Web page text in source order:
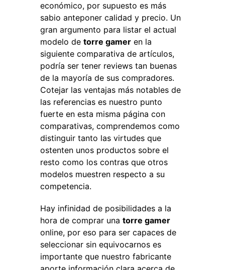
económico, por supuesto es más
sabio anteponer calidad y precio. Un
gran argumento para listar el actual
modelo de torre gamer en la
siguiente comparativa de artículos,
podría ser tener reviews tan buenas
de la mayoría de sus compradores.
Cotejar las ventajas más notables de
las referencias es nuestro punto
fuerte en esta misma página con
comparativas, comprendemos como
distinguir tanto las virtudes que
ostenten unos productos sobre el
resto como los contras que otros
modelos muestren respecto a su
competencia.
Hay infinidad de posibilidades a la
hora de comprar una torre gamer
online, por eso para ser capaces de
seleccionar sin equivocarnos es
importante que nuestro fabricante